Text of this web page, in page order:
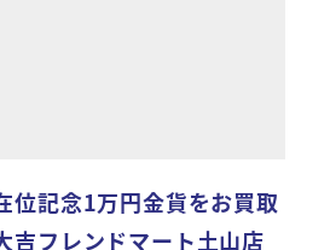
位記念1万円金貨をお買取
吉フレンドマート土山店